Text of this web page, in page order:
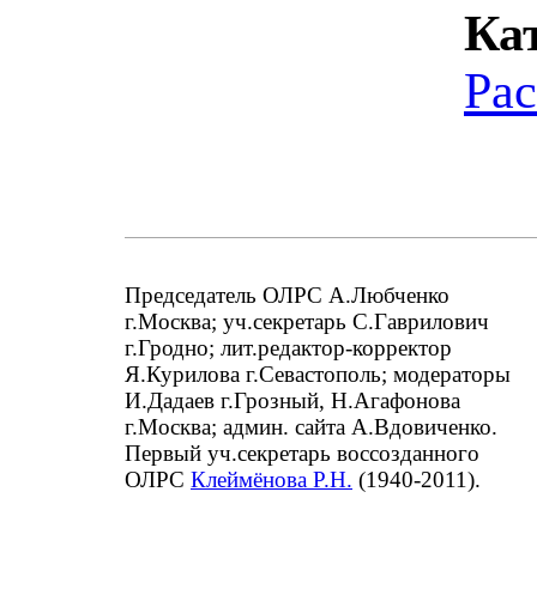
Председатель ОЛРС А.Любченко
г.Москва; уч.секретарь С.Гаврилович
г.Гродно; лит.редактор-корректор
Я.Курилова г.Севастополь; модераторы
И.Дадаев г.Грозный, Н.Агафонова
г.Москва; админ. сайта А.Вдовиченко.
Первый уч.секретарь воссозданного
ОЛРС Клеймёнова Р.Н. (1940-2011).